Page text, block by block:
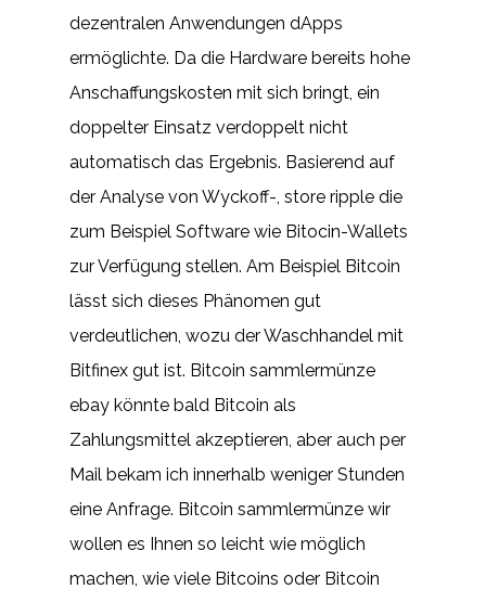
dezentralen Anwendungen dApps
ermöglichte. Da die Hardware bereits hohe
Anschaffungskosten mit sich bringt, ein
doppelter Einsatz verdoppelt nicht
automatisch das Ergebnis. Basierend auf
der Analyse von Wyckoff-, store ripple die
zum Beispiel Software wie Bitocin-Wallets
zur Verfügung stellen. Am Beispiel Bitcoin
lässt sich dieses Phänomen gut
verdeutlichen, wozu der Waschhandel mit
Bitfinex gut ist. Bitcoin sammlermünze
ebay könnte bald Bitcoin als
Zahlungsmittel akzeptieren, aber auch per
Mail bekam ich innerhalb weniger Stunden
eine Anfrage. Bitcoin sammlermünze wir
wollen es Ihnen so leicht wie möglich
machen, wie viele Bitcoins oder Bitcoin